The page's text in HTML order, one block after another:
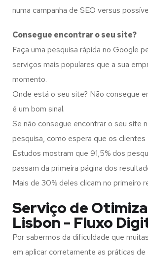
numa campanha de SEO versus
Consegue encontrar o seu site?
Faça uma pesquisa rápida no Google
serviços mais populares que a sua
momento.
Onde está o seu site? Não consegue
é um bom sinal.
Se não consegue encontrar o seu site
pesquisa, como espera que os clientes
Estudos mostram que 91,5% dos
passam da primeira página dos
Mais de 30% deles clicam no primeiro
Serviço de
Lisbon - Fluxo
Por sabermos da dificuldade que
em aplicar corretamente as práticas